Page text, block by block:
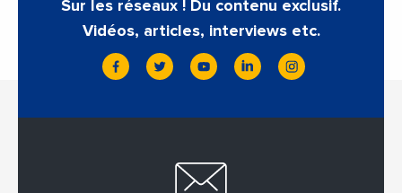
Sur les réseaux ! Du contenu exclusif.
Vidéos, articles, interviews etc.